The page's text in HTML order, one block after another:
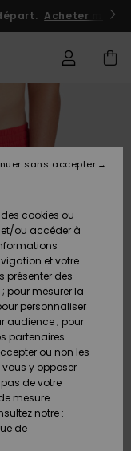
Acheter
cookies ou
ou accéder à
et votre
présenter des
pour mesurer la
personnaliser
audience ; pour
partenaires.
ou non les
y opposer
de votre
mesure
notre :
de
sans accepter